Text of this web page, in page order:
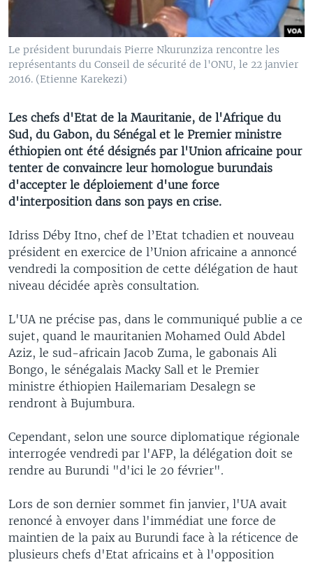
Le président burundais Pierre Nkurunziza rencontre les
représentants du Conseil de sécurité de l'ONU, le 22 janvier
2016. (Etienne Karekezi)
Les chefs d'Etat de la Mauritanie, de l'Afrique du
Sud, du Gabon, du Sénégal et le Premier ministre
éthiopien ont été désignés par l'Union africaine pour
tenter de convaincre leur homologue burundais
d'accepter le déploiement d'une force
d'interposition dans son pays en crise.
Idriss Déby Itno, chef de l’Etat tchadien et nouveau
président en exercice de l’Union africaine a annoncé
vendredi la composition de cette délégation de haut
niveau décidée après consultation.
L'UA ne précise pas, dans le communiqué publie a ce
sujet, quand le mauritanien Mohamed Ould Abdel
Aziz, le sud-africain Jacob Zuma, le gabonais Ali
Bongo, le sénégalais Macky Sall et le Premier
ministre éthiopien Hailemariam Desalegn se
rendront à Bujumbura.
Cependant, selon une source diplomatique régionale
interrogée vendredi par l'AFP, la délégation doit se
rendre au Burundi "d'ici le 20 février".
Lors de son dernier sommet fin janvier, l'UA avait
renoncé à envoyer dans l'immédiat une force de
maintien de la paix au Burundi face à la réticence de
plusieurs chefs d'Etat africains et à l'opposition